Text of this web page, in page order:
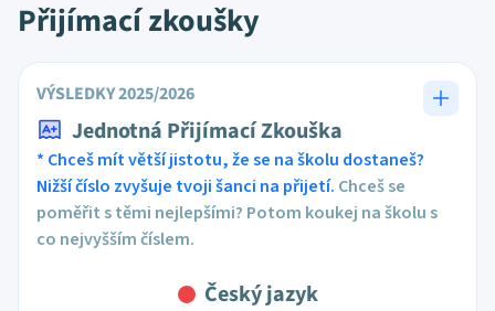
Přijímací zkoušky
VÝSLEDKY 2025/2026
Jednotná Přijímací Zkouška
* Chceš mít větší jistotu, že se na školu dostaneš?
Nižší číslo zvyšuje tvoji šanci na přijetí. Chceš se
poměřit s těmi nejlepšími? Potom koukej na školu s
co nejvyšším číslem.
Český jazyk